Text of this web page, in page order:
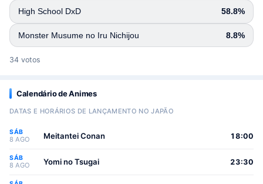
High School DxD 58.8%
Monster Musume no Iru Nichijou 8.8%
34 votos
Calendário de Animes
DATAS E HORÁRIOS DE LANÇAMENTO NO JAPÃO
SÁB
8 AGO Meitantei Conan 18:00
SÁB
8 AGO Yomi no Tsugai 23:30